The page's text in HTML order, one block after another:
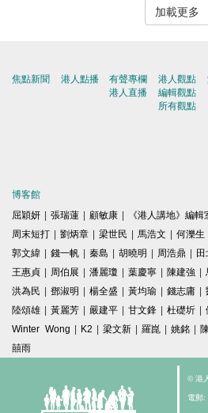
加載更多
焦點新聞 港人點播
有聲專欄
港人直播
港人觀點
編輯觀點
所有觀點
博客館
屈穎妍 | 張瑞蓮 | 顧敏康 | 《港人講地》編輯
周末短打 | 劉炳章 | 梁世民 | 馬浩文 | 何濼生
郭文緯 | 錢一帆 | 秦島 | 胡曉明 | 周浩鼎 | 田
王惠貞 | 周伯展 | 潘麗瓊 | 葉慶寧 | 陳建強 |
洪為民 | 鄧淑明 | 楊全盛 | 黃均瑜 | 錢志庸 |
陸頌雄 | 黃麗芳 | 嚴建平 | 甘文鋒 | 杜礎圻 |
Winter Wong | K2 | 梁文新 | 羅崑 | 姚銘 |
囍雨
© 港
電郵